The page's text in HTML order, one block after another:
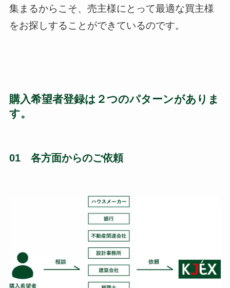
集まるからこそ、売主様にとって最適な買主様
をお探しすることができているのです。
購入希望者登録は２つのパターンがありま
す。
01 各方面からのご依頼